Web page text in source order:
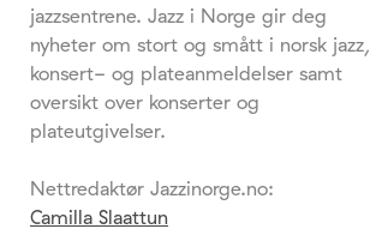
jazzsentrene. Jazz i Norge gir deg
nyheter om stort og smått i norsk jazz,
konsert- og plateanmeldelser samt
oversikt over konserter og
plateutgivelser.
Nettredaktør Jazzinorge.no:
Camilla Slaattun